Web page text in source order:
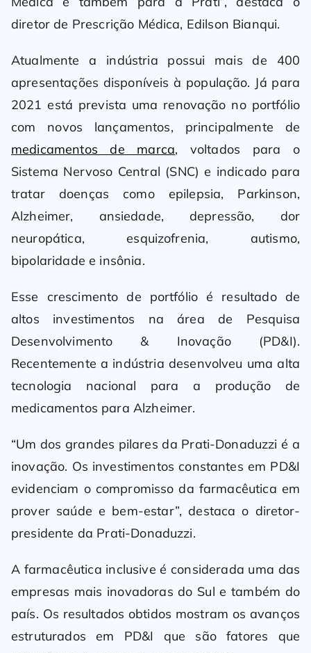
diretor de Prescrição Médica, Edilson Bianqui.
Atualmente a indústria possui mais de 400
apresentações disponíveis à população. Já para
2021 está prevista uma renovação no portfólio
com novos lançamentos, principalmente de
medicamentos de marca, voltados para o
Sistema Nervoso Central (SNC) e indicado para
tratar doenças como epilepsia, Parkinson,
Alzheimer, ansiedade, depressão, dor
neuropática, esquizofrenia, autismo,
bipolaridade e insônia.
Esse crescimento de portfólio é resultado de
altos investimentos na área de Pesquisa
Desenvolvimento & Inovação (PD&I).
Recentemente a indústria desenvolveu uma alta
tecnologia nacional para a produção de
medicamentos para Alzheimer.
“Um dos grandes pilares da Prati-Donaduzzi é a
inovação. Os investimentos constantes em PD&I
evidenciam o compromisso da farmacêutica em
prover saúde e bem-estar”, destaca o diretor-
presidente da Prati-Donaduzzi.
A farmacêutica inclusive é considerada uma das
empresas mais inovadoras do Sul e também do
país. Os resultados obtidos mostram os avanços
estruturados em PD&I que são fatores que